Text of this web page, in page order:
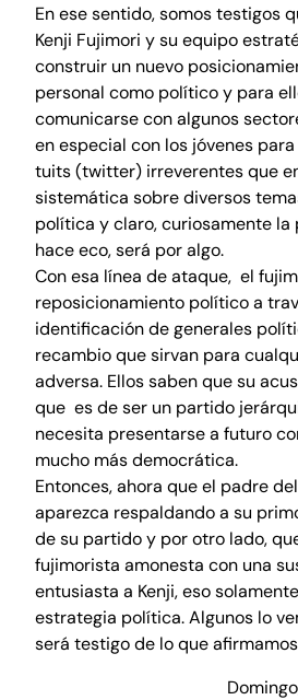
En ese sentido, somos testigos
Kenji Fujimori y su equipo
construir un nuevo
personal como político y para
comunicarse con algunos
en especial con los jóvenes
tuits (twitter) irreverentes que
sistemática sobre diversos
política y claro, curiosamente la
hace eco, será por algo.
Con esa línea de ataque, el
reposicionamiento político a
identificación de generales
recambio que sirvan para
adversa. Ellos saben que su
que es de ser un partido
necesita presentarse a futuro
mucho más democrática.
Entonces, ahora que el padre
aparezca respaldando a su
de su partido y por otro lado,
fujimorista amonesta con una
entusiasta a Kenji, eso
estrategia política. Algunos lo
será testigo de lo que